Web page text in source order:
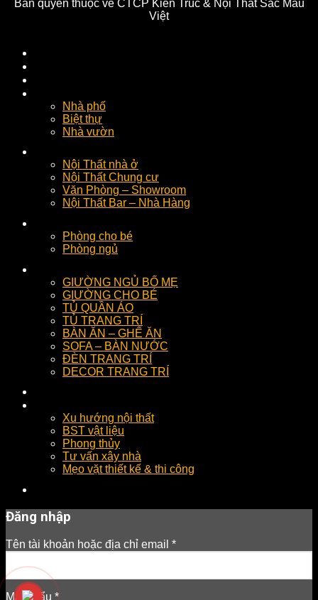
Bản quyền thuộc về CTCP Kiến Trúc & Nội Thất Sắc Màu
Việt
Nhà phố
Biệt thự
Nhà vườn
Nội Thất nhà ở
Nội Thất Chung cư
Văn Phòng – Showroom
Nội Thất Bar – Nhà Hàng
Phòng cho bé
Phòng ngủ
GIƯỜNG NGỦ BỐ MẸ
GIƯỜNG CHO BÉ
TỦ QUẦN ÁO
TỦ TRANG TRÍ
BÀN ĂN – GHẾ ĂN
SOFA – BÀN NƯỚC
ĐÈN TRANG TRÍ
DECOR TRANG TRÍ
Xu hướng nội thất
BST vật liệu
Phong thủy
Tư vấn xây nhà
Mẹo vặt thiết kế & thi công
Đăng nhập
Tên tài khoản hoặc địa chỉ email *
Mật khẩu *